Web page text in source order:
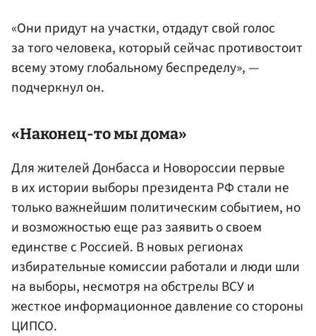
«Они придут на участки, отдадут свой голос
за того человека, который сейчас противостоит
всему этому глобальному беспределу», —
подчеркнул он.
«Наконец-то мы дома»
Для жителей Донбасса и Новороссии первые
в их истории выборы президента РФ стали не
только важнейшим политическим событием, но
и возможностью еще раз заявить о своем
единстве с Россией. В новых регионах
избирательные комиссии работали и люди шли
на выборы, несмотря на обстрелы ВСУ и
жесткое информационное давление со стороны
ЦИПСО.